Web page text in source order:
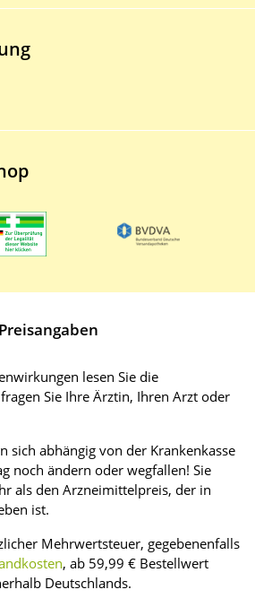
lesen Sie die
Sie Ihre Ärztin, Ihren Arzt oder
sich abhängig von der Krankenkasse
noch ändern oder wegfallen! Sie
als den Arzneimittelpreis, der in
ist.
Mehrwertsteuer, gegebenenfalls
, ab 59,99 € Bestellwert
Deutschlands.